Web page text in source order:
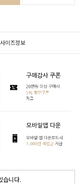
사이즈정보
습니다.